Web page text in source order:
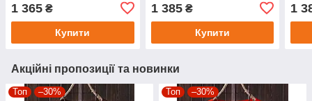
1 365 ₴
Купити
1 385₴
Купити
1
Акційні пропозиції та новинки
Топ –30% Топ –30%